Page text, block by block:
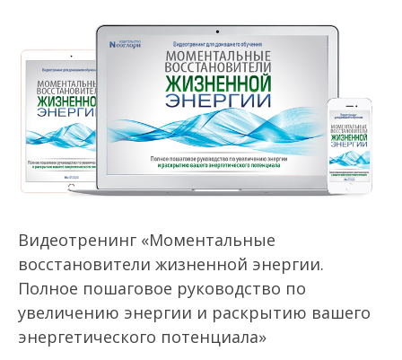
Видеотренинг «Моментальные
восстановители жизненной энергии.
Полное пошаговое руководство по
увеличению энергии и раскрытию вашего
энергетического потенциала»